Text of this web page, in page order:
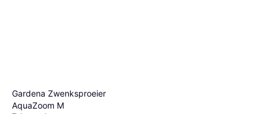
Gardena Zwenksproeier
AquaZoom M